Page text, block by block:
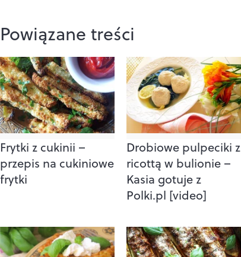
Powiązane treści
Frytki z cukinii –
przepis na cukiniowe
frytki
Drobiowe pulpeciki z
ricottą w bulionie –
Kasia gotuje z
Polki.pl [video]